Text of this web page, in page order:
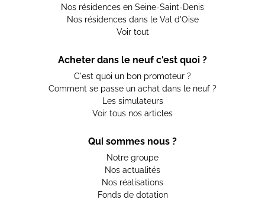
Nos résidences en Seine-Saint-Denis
Nos résidences dans le Val d'Oise
Voir tout
Acheter dans le neuf c'est quoi ?
C'est quoi un bon promoteur ?
Comment se passe un achat dans le neuf ?
Les simulateurs
Voir tous nos articles
Qui sommes nous ?
Notre groupe
Nos actualités
Nos réalisations
Fonds de dotation